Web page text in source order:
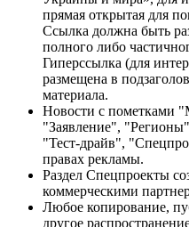
прямая открытая для
Ссылка должна быть
полного либо
Гиперссылка (для
размещена в
материала.
Новости с пометками
"Заявление",
"Тест-драйв",
правах рекламы.
Раздел Спецпроекты
коммерческими
Любое копирование,
другое